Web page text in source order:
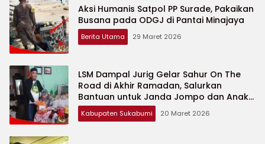
Aksi Humanis Satpol PP Surade, Pakaikan
Busana pada ODGJ di Pantai Minajaya
Berita Utama 29 Maret 2026
LSM Dampal Jurig Gelar Sahur On The
Road di Akhir Ramadan, Salurkan
Bantuan untuk Janda Jompo dan Anak
Yatim
Kabupaten Sukabumi 20 Maret 2026